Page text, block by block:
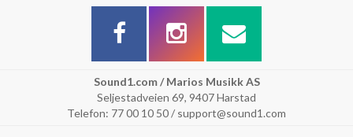
Sound1.com / Marios Musikk AS
Seljestadveien 69, 9407 Harstad
Telefon: 77 00 10 50 / support@sound1.com